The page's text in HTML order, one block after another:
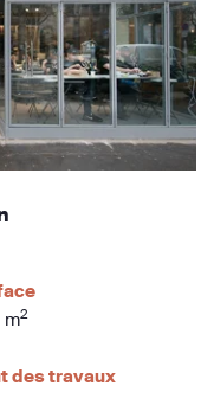
m2
des travaux